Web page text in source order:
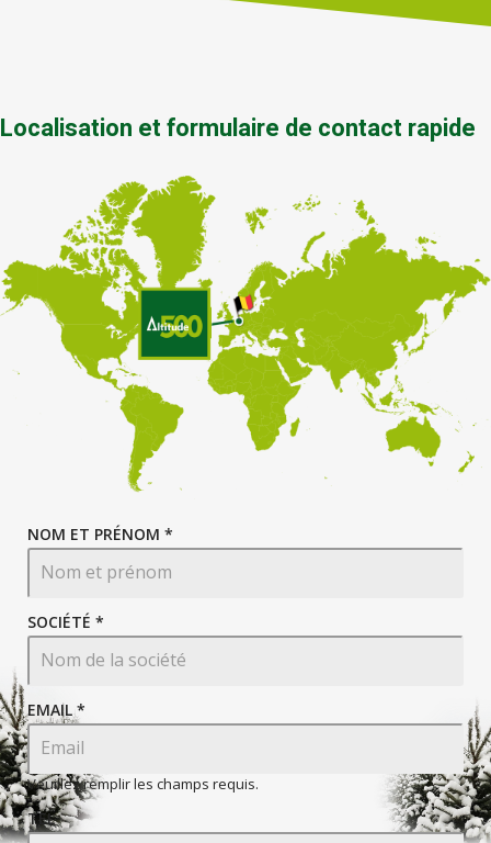
Localisation et formulaire de contact rapide
NOM ET PRÉNOM *
SOCIÉTÉ *
EMAIL*
Veuillez remplir les champs requis.
TEL